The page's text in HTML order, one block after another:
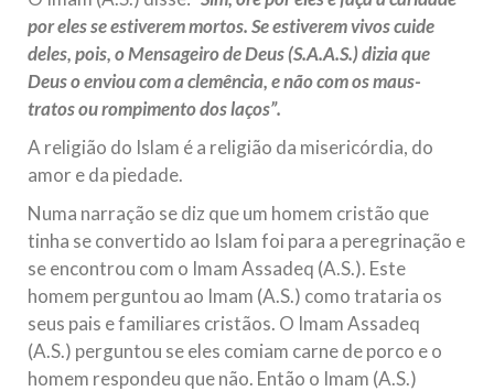
por eles se estiverem mortos. Se estiverem vivos cuide
deles, pois, o Mensageiro de Deus (S.A.A.S.) dizia que
Deus o enviou com a clemência, e não com os maus-
tratos ou rompimento dos laços”.
A religião do Islam é a religião da misericórdia, do
amor e da piedade.
Numa narração se diz que um homem cristão que
tinha se convertido ao Islam foi para a peregrinação e
se encontrou com o Imam Assadeq (A.S.). Este
homem perguntou ao Imam (A.S.) como trataria os
seus pais e familiares cristãos. O Imam Assadeq
(A.S.) perguntou se eles comiam carne de porco e o
homem respondeu que não. Então o Imam (A.S.)